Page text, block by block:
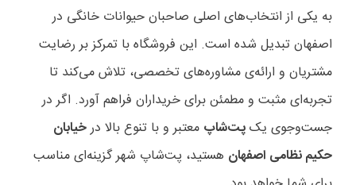
به یکی از انتخاب‌های اصلی صاحبان حیوانات خانگی در
اصفهان تبدیل شده است. این فروشگاه با تمرکز بر رضایت
مشتریان و ارائه‌ی مشاوره‌های تخصصی، تلاش می‌کند تا
تجربه‌ای مثبت و مطمئن برای خریداران فراهم آورد. اگر در
جست‌وجوی یکپت‌شاپ معتبر و با تنوع بالا درخیابان
حکیم نظامی اصفهان هستید، پت‌شاپ شهر گزینه‌ای مناسب